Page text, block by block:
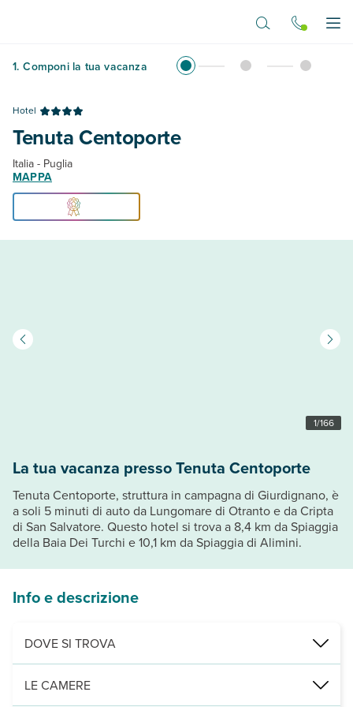
1. Componi la tua vacanza
Hotel
Tenuta Centoporte
Italia - Puglia
MAPPA
1/166
La tua vacanza presso Tenuta Centoporte
Tenuta Centoporte, struttura in campagna di Giurdignano, è
a soli 5 minuti di auto da Lungomare di Otranto e da Cripta
di San Salvatore. Questo hotel si trova a 8,4 km da Spiaggia
della Baia Dei Turchi e 10,1 km da Spiaggia di Alimini.
Info e descrizione
DOVE SI TROVA
Nelle vicinanze di: Lungomare di Otranto
LE CAMERE